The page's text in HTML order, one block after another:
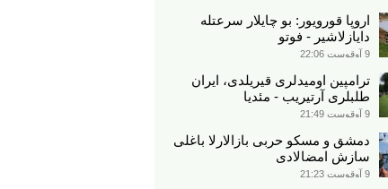
اروپا قورویور: بو چایلار سرعتله
دایازلاشیر - فوتو
9 آوقوست 22:06
ترامپین اومیدلری قیریلدی، ایران
طلبلری آرتیریب - مئدیا
9 آوقوست 21:49
دمشق و مسکو حربی بازالارلا باغلی
سازش امضالادی
9 آوقوست 21:23